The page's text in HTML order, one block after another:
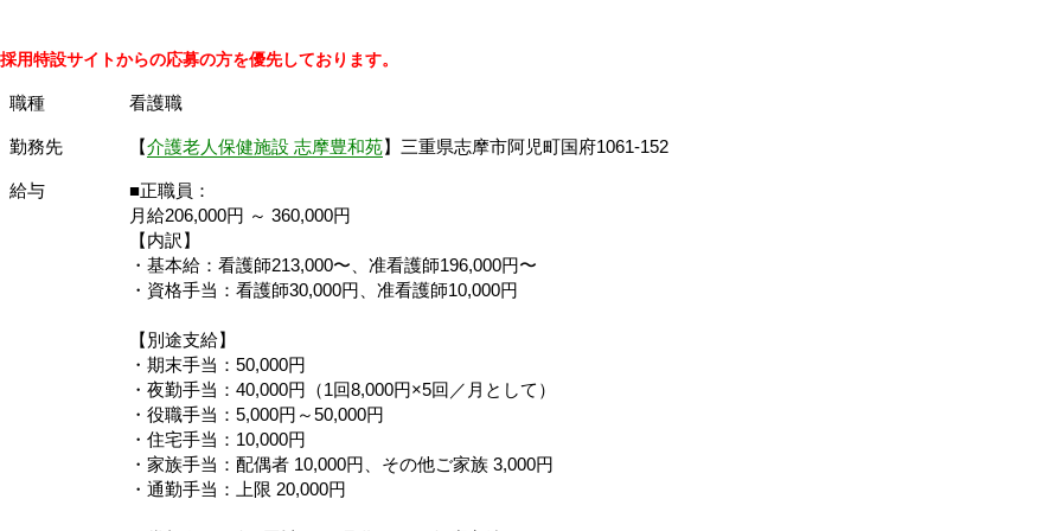
採用特設サイトからの応募の方を優先しております。
職種 看護職
勤務先 【介護老人保健施設 志摩豊和苑】三重県志摩市阿児町国府1061-152
給与
■正職員：
月給206,000円 ～ 360,000円
【内訳】
・基本給：看護師213,000〜、准看護師196,000円〜
・資格手当：看護師30,000円、准看護師10,000円
【別途支給】
・期末手当：50,000円
・夜勤手当：40,000円（1回8,000円×5回／月として）
・役職手当：5,000円～50,000円
・住宅手当：10,000円
・家族手当：配偶者 10,000円、その他ご家族 3,000円
・通勤手当：上限 20,000円